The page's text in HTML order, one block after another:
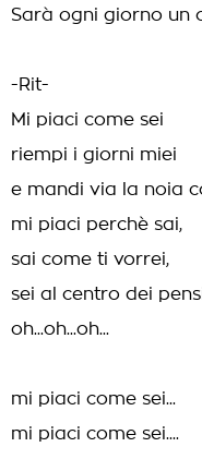
Sarà ogni giorno un
-Rit-
Mi piaci come sei
riempi i giorni miei
e mandi via la noia
mi piaci perchè sai,
sai come ti vorrei,
sei al centro dei
oh...oh...oh...
mi piaci come sei...
mi piaci come sei....